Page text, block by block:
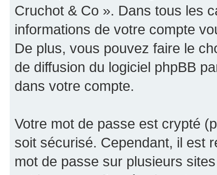
Cruchot & Co ». Dans tous les
informations de votre compte
De plus, vous pouvez faire le
de diffusion du logiciel phpBB
dans votre compte.
Votre mot de passe est crypté
soit sécurisé. Cependant, il est
mot de passe sur plusieurs